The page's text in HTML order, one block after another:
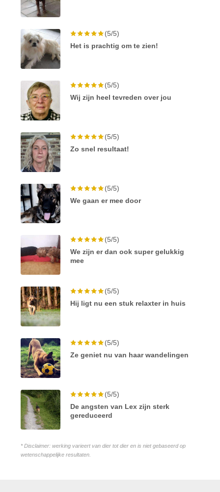
(5/5)
Het is prachtig om te zien!
(5/5)
Wij zijn heel tevreden over jou
(5/5)
Zo snel resultaat!
(5/5)
We gaan er mee door
(5/5)
We zijn er dan ook super gelukkig
mee
(5/5)
Hij ligt nu een stuk relaxter in huis
(5/5)
Ze geniet nu van haar wandelingen
(5/5)
De angsten van Lex zijn sterk
gereduceerd
* Disclaimer: werking varieert van dier tot dier en is niet gebaseerd op
wetenschappelijke resultaten.